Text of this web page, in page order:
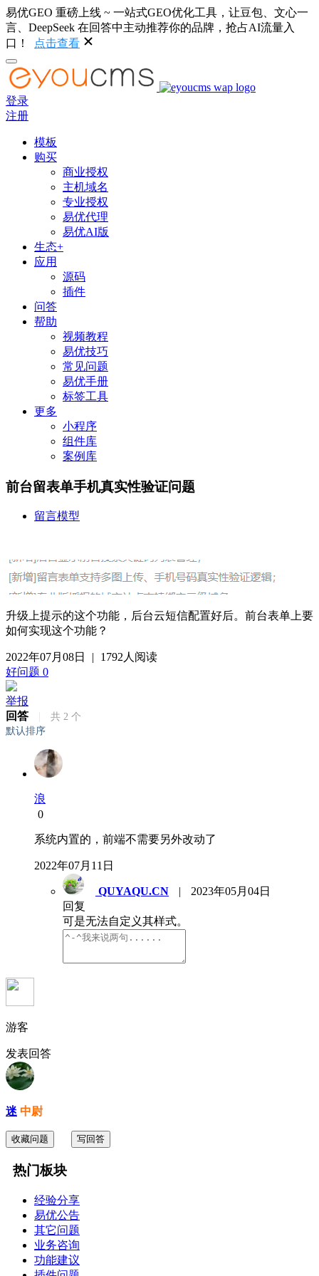
易优GEO 重磅上线 ~ 一站式GEO优化工具，让豆包、文心一
言、DeepSeek 在回答中主动推荐你的品牌，抢占AI流量入
口！
点击查看
登录
注册
模板
购买
商业授权
主机域名
专业授权
易优代理
易优AI版
生态+
应用
源码
插件
问答
帮助
视频教程
易优技巧
常见问题
易优手册
标签工具
更多
小程序
组件库
案例库
前台留表单手机真实性验证问题
留言模型
升级上提示的这个功能，后台云短信配置好后。前台表单上要
如何实现这个功能？
2022年07月08日 |
1792人阅读
好问题 0
举报
回答
共 2 个
默认排序
浪
0
系统内置的，前端不需要另外改动了
2022年07月11日
QUYAQU.CN |
2023年05月04日
回复
可是无法自定义其样式。
游客
发表回答
迷 中尉
收藏问题 写回答
热门板块
经验分享
易优公告
其它问题
业务咨询
功能建议